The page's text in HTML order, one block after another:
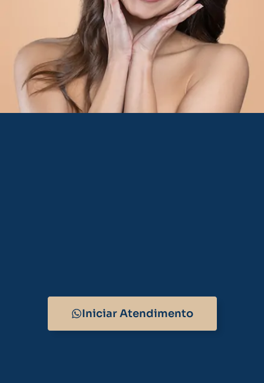
Iniciar Atendimento